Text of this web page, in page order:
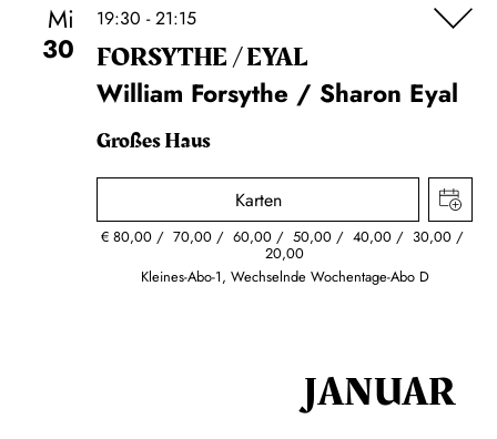
Mi
30
19:30 - 21:15
FORSYTHE / EYAL
William Forsythe / Sharon Eyal
Großes Haus
Karten
€80,00 70,00 60,00 50,00 40,00 30,00
20,00
Kleines-Abo-1, Wechselnde Wochentage-Abo D
JANUAR